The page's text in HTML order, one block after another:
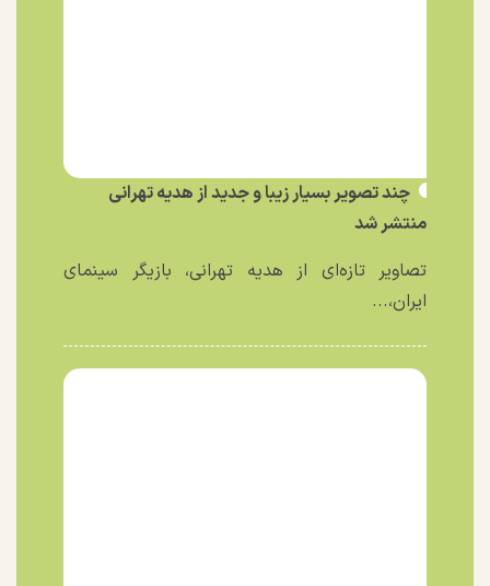
چند تصویر بسیار زیبا و جدید از هدیه تهرانی
منتشر شد
تصاویر تازه‌ای از هدیه تهرانی، بازیگر سینمای
ایران،...